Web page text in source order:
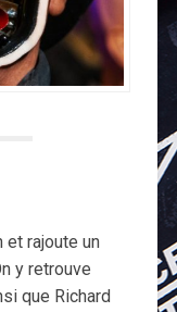
et rajoute un
y retrouve
que Richard